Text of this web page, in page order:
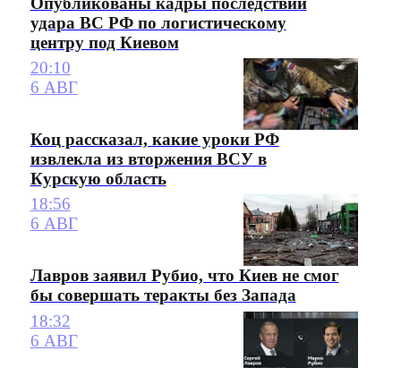
удара ВС РФ по логистическому
центру под Киевом
20:10
6 АВГ
Коц рассказал, какие уроки РФ
извлекла из вторжения ВСУ в
Курскую область
18:56
6 АВГ
Лавров заявил Рубио, что Киев не смог
бы совершать теракты без Запада
18:32
6 АВГ